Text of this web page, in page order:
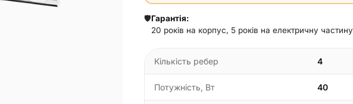
🛡️Гарантія:
20 років на корпус, 5 років на електричну частину
Кількість ребер 4
Потужність, Вт 40